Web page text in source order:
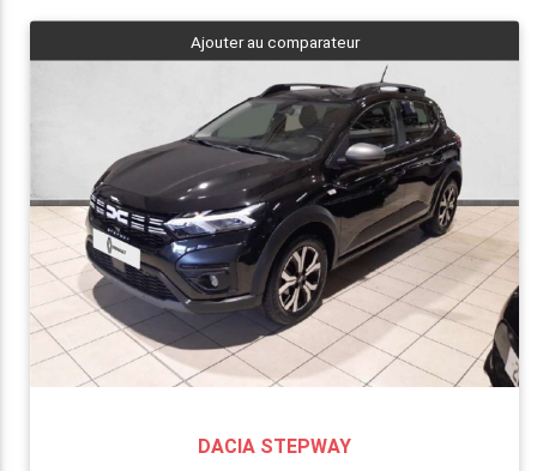
Ajouter au comparateur
DACIA STEPWAY